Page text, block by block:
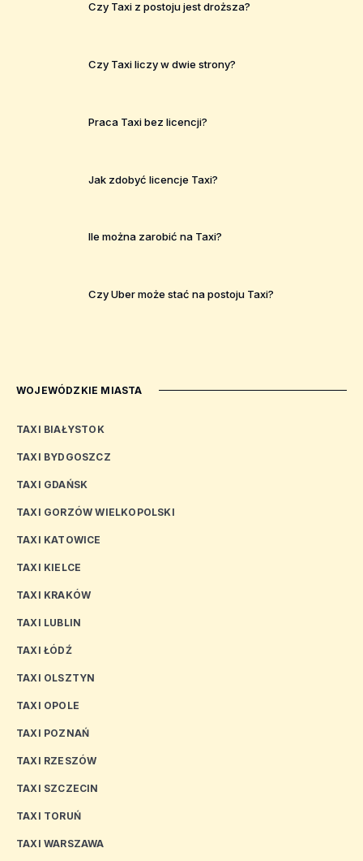
Czy Taxi z postoju jest droższa?
Czy Taxi liczy w dwie strony?
Praca Taxi bez licencji?
Jak zdobyć licencje Taxi?
Ile można zarobić na Taxi?
Czy Uber może stać na postoju Taxi?
WOJEWÓDZKIE MIASTA
TAXI BIAŁYSTOK
TAXI BYDGOSZCZ
TAXI GDAŃSK
TAXI GORZÓW WIELKOPOLSKI
TAXI KATOWICE
TAXI KIELCE
TAXI KRAKÓW
TAXI LUBLIN
TAXI ŁÓDŹ
TAXI OLSZTYN
TAXI OPOLE
TAXI POZNAŃ
TAXI RZESZÓW
TAXI SZCZECIN
TAXI TORUŃ
TAXI WARSZAWA